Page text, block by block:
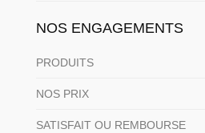
NOS ENGAGEMENTS
PRODUITS
NOS PRIX
SATISFAIT OU REMBOURSE